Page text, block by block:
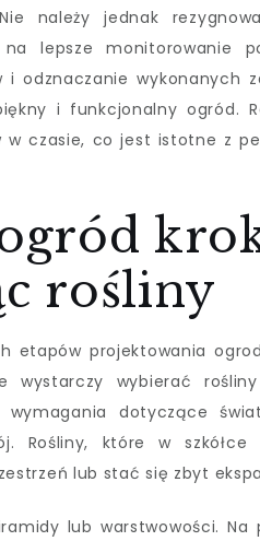
należy jednak
lepsze monitorowanie
i odznaczanie wykonanych
i funkcjonalny ogród.
w czasie, co jest istotne z
rośliny
etapów projektowania
wystarczy wybierać
dotyczące
Rośliny, które w szkółce
lub stać się zbyt
lub warstwowości. Na